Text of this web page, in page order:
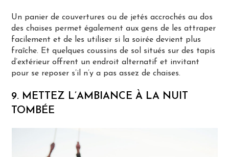
Un panier de couvertures ou de jetés accrochés au dos
des chaises permet également aux gens de les attraper
facilement et de les utiliser si la soirée devient plus
fraîche. Et quelques coussins de sol situés sur des tapis
d’extérieur offrent un endroit alternatif et invitant
pour se reposer s’il n’y a pas assez de chaises.
9. METTEZ L’AMBIANCE À LA NUIT
TOMBÉE